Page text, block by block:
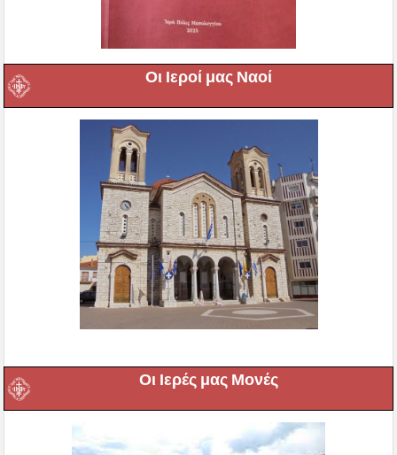
Οι Ιεροί μας Ναοί
Οι Ιερές μας Μονές